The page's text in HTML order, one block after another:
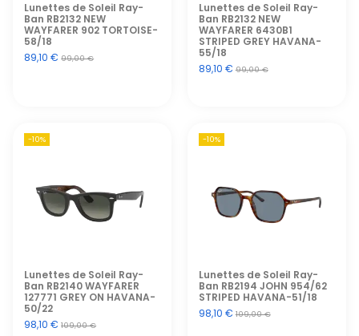
Lunettes de Soleil Ray-
Ban RB2132 NEW
WAYFARER 902 TORTOISE-
58/18
89,10 €99,00 €
Lunettes de Soleil Ray-
Ban RB2132 NEW
WAYFARER 6430B1
STRIPED GREY HAVANA-
55/18
89,10 €99,00 €
-10%
Lunettes de Soleil Ray-
Ban RB2140 WAYFARER
127771 GREY ON HAVANA-
50/22
98,10 €109,00 €
-10%
Lunettes de Soleil Ray-
Ban RB2194 JOHN 954/62
STRIPED HAVANA-51/18
98,10 €109,00 €